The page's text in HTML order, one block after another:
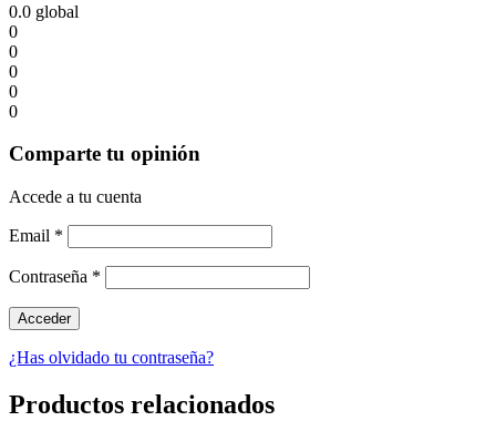
0.0 global
0
0
0
0
0
Comparte tu opinión
Accede a tu cuenta
Email *
Contraseña *
¿Has olvidado tu contraseña?
Productos relacionados